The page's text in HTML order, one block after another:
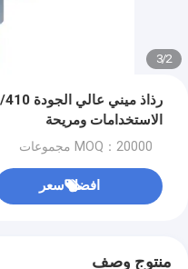
2
/
3
الاستخدامات ومريحة
MOQ：20000 مجموعات
افضل سعر
منتوج وصف